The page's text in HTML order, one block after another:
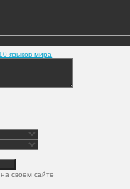
языков мира
своем сайте